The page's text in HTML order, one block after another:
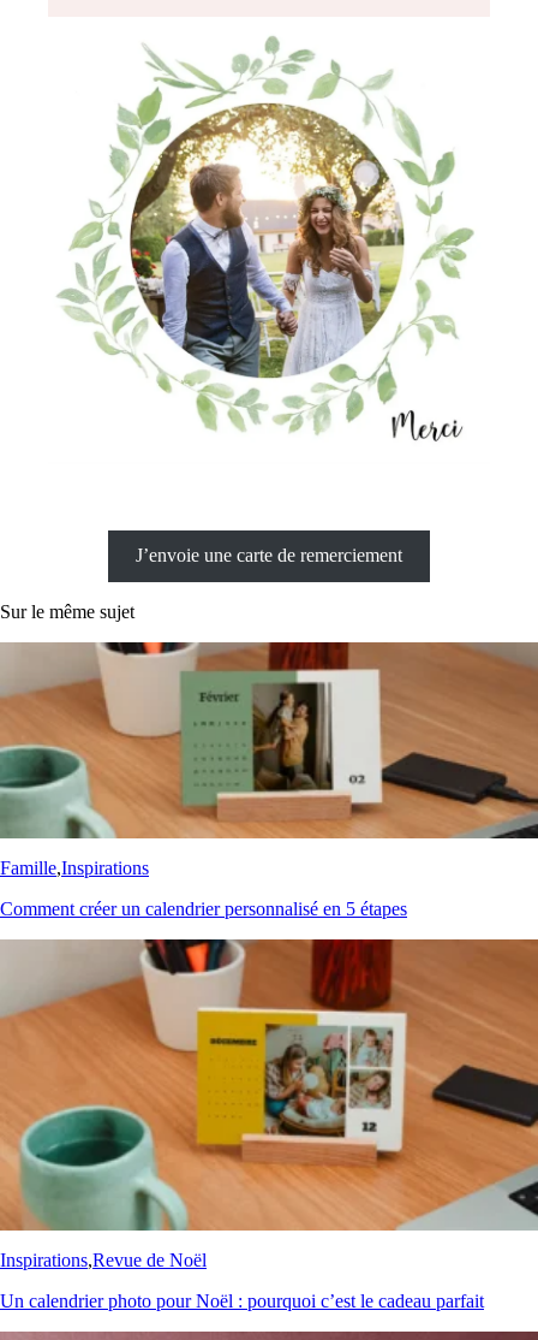
J’envoie une carte de remerciement
Sur le même sujet
Famille,Inspirations
Comment créer un calendrier personnalisé en 5 étapes
Inspirations,Revue de Noël
Un calendrier photo pour Noël : pourquoi c’est le cadeau parfait